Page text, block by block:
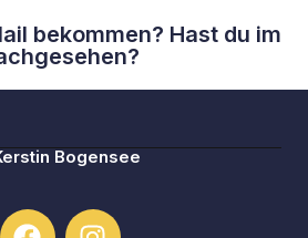
bekommen? Hast du im
Bogensee